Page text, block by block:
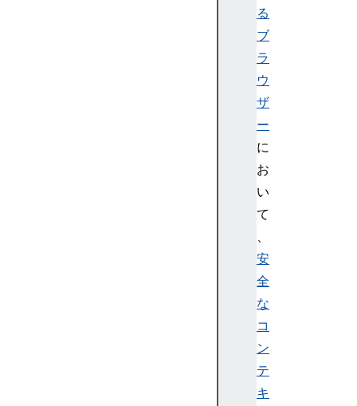
る
ブ
ラ
ウ
ザ
ー
に
お
い
て
、
安
全
な
コ
ン
テ
キ